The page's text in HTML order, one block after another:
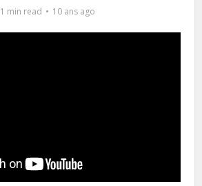
1 min read 10 ans ago